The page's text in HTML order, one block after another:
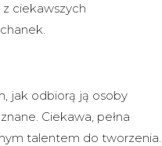
ciekawszych
jak odbiorą ją osoby
Ciekawa, pełna
talentem do tworzenia.